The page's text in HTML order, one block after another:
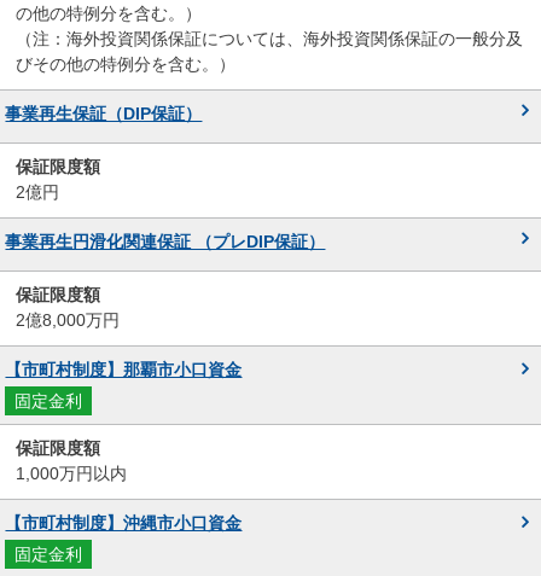
の他の特例分を含む。）
（注：海外投資関係保証については、海外投資関係保証の一般分及
びその他の特例分を含む。）
事業再生保証（DIP保証）
2億円
事業再生円滑化関連保証 （プレDIP保証）
2億8,000万円
【市町村制度】那覇市小口資金
固定金利
1,000万円以内
【市町村制度】沖縄市小口資金
固定金利